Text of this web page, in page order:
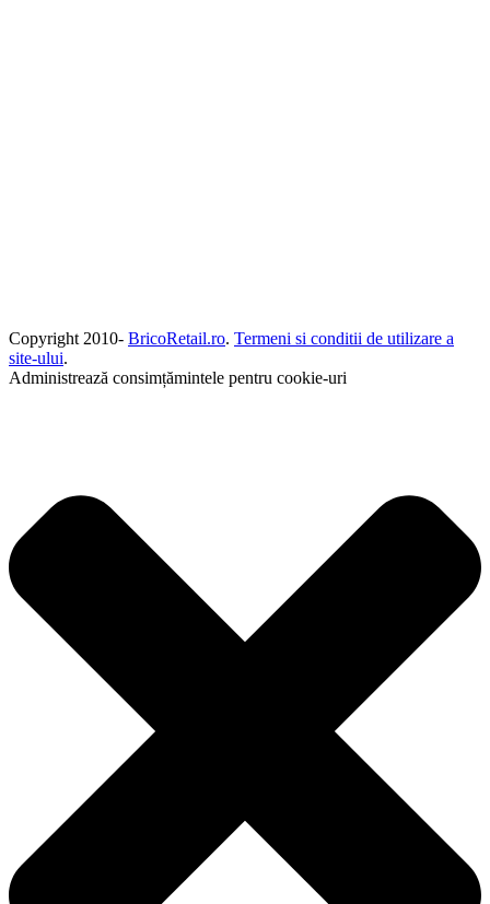
Copyright 2010- BricoRetail.ro. Termeni si conditii de utilizare a
site-ului.
Administrează consimțămintele pentru cookie-uri